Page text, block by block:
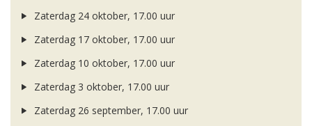
Zaterdag 24 oktober, 17.00 uur
Zaterdag 17 oktober, 17.00 uur
Zaterdag 10 oktober, 17.00 uur
Zaterdag 3 oktober, 17.00 uur
Zaterdag 26 september, 17.00 uur